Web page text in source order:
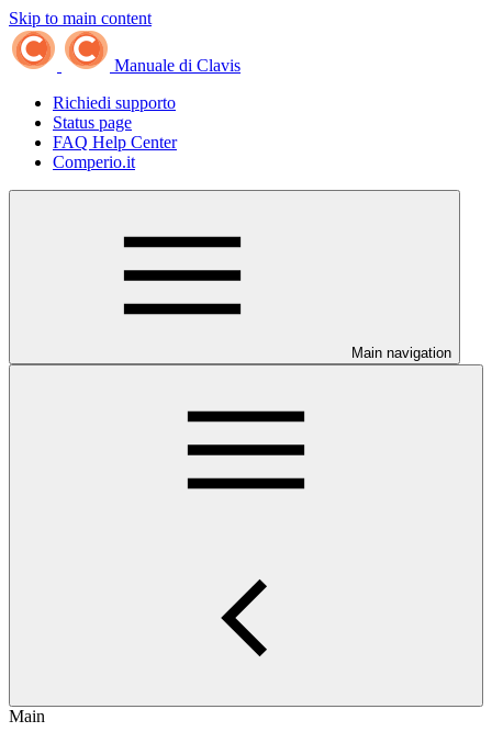
Skip to main content
Manuale di Clavis
Richiedi supporto
Status page
FAQ Help Center
Comperio.it
Main navigation
Main